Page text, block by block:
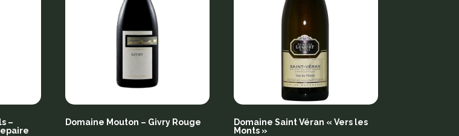
–
Domaine Mouton – Givry Rouge
Domaine Saint Véran « Vers les
Monts »